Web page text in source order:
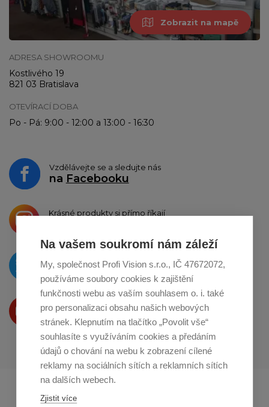
Zobrazit na mapě
ADRESA SHOWROOMU
Kostlivého 19
821 03 Bratislava
OTEVÍRACÍ DOBA
Po - Pá: 9:00 - 12:00 a 13:00 - 16:30
Vzdělávejte se a sledujte nás
na Facebooku
Krásné produkty si přímo říkají
O novinkách píšeme
naTwitteru
Produkty Vám představujeme
na Youtube
Profikuchar.sk
Na vašem soukromí nám záleží
My, společnost Profi Vision s.r.o., IČ 47672072,
používáme soubory cookies k zajištění
funkčnosti webu as vaším souhlasem o. i. také
pro personalizaci obsahu našich webových
stránek. Klepnutím na tlačítko „Povolit vše“
souhlasíte s využíváním cookies a předáním
údajů o chování na webu k zobrazení cílené
reklamy na sociálních sítích a reklamních sítích
na dalších webech.
Zjistit více